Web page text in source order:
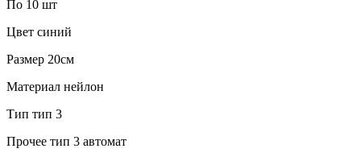
По 10 шт
Цвет синий
Размер 20см
Материал нейлон
Тип тип 3
Прочее тип 3 автомат